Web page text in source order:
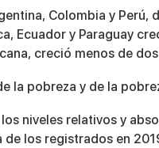
Colombia y Perú,
Ecuador y Paraguay
creció menos de
la pobreza y de la
niveles relativos y
los registrados en